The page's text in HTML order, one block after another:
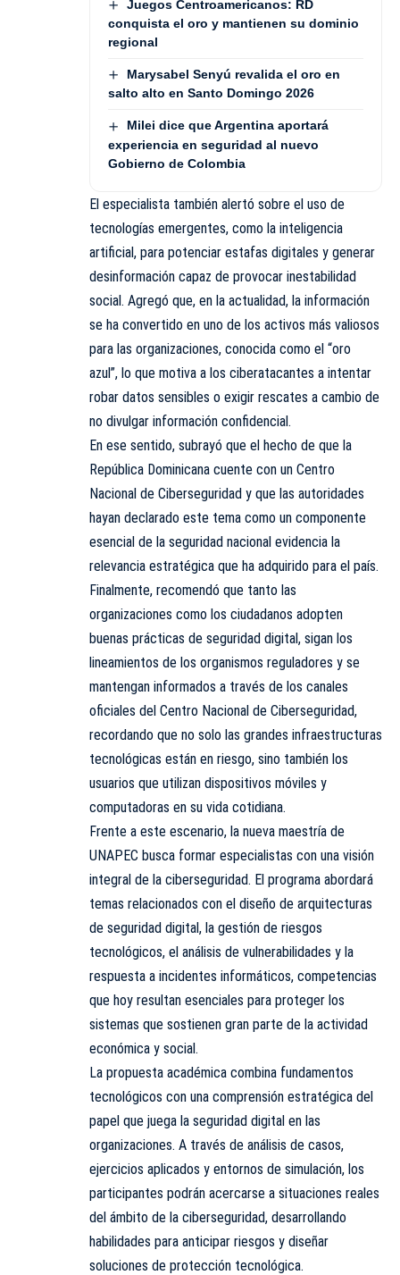
Juegos Centroamericanos: RD
conquista el oro y mantienen su dominio
regional
Marysabel Senyú revalida el oro en
salto alto en Santo Domingo 2026
Milei dice que Argentina aportará
experiencia en seguridad al nuevo
Gobierno de Colombia
El especialista también alertó sobre el uso de
tecnologías emergentes, como la inteligencia
artificial, para potenciar estafas digitales y generar
desinformación capaz de provocar inestabilidad
social. Agregó que, en la actualidad, la información
se ha convertido en uno de los activos más valiosos
para las organizaciones, conocida como el “oro
azul”, lo que motiva a los ciberatacantes a intentar
robar datos sensibles o exigir rescates a cambio de
no divulgar información confidencial.
En ese sentido, subrayó que el hecho de que la
República Dominicana cuente con un Centro
Nacional de Ciberseguridad y que las autoridades
hayan declarado este tema como un componente
esencial de la seguridad nacional evidencia la
relevancia estratégica que ha adquirido para el país.
Finalmente, recomendó que tanto las
organizaciones como los ciudadanos adopten
buenas prácticas de seguridad digital, sigan los
lineamientos de los organismos reguladores y se
mantengan informados a través de los canales
oficiales del Centro Nacional de Ciberseguridad,
recordando que no solo las grandes infraestructuras
tecnológicas están en riesgo, sino también los
usuarios que utilizan dispositivos móviles y
computadoras en su vida cotidiana.
Frente a este escenario, la nueva maestría de
UNAPEC busca formar especialistas con una visión
integral de la ciberseguridad. El programa abordará
temas relacionados con el diseño de arquitecturas
de seguridad digital, la gestión de riesgos
tecnológicos, el análisis de vulnerabilidades y la
respuesta a incidentes informáticos, competencias
que hoy resultan esenciales para proteger los
sistemas que sostienen gran parte de la actividad
económica y social.
La propuesta académica combina fundamentos
tecnológicos con una comprensión estratégica del
papel que juega la seguridad digital en las
organizaciones. A través de análisis de casos,
ejercicios aplicados y entornos de simulación, los
participantes podrán acercarse a situaciones reales
del ámbito de la ciberseguridad, desarrollando
habilidades para anticipar riesgos y diseñar
soluciones de protección tecnológica.